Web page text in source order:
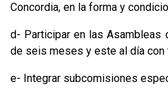
Concordia, en la forma y
d- Participar en las Asambleas
de seis meses y este al día con
e- Integrar subcomisiones